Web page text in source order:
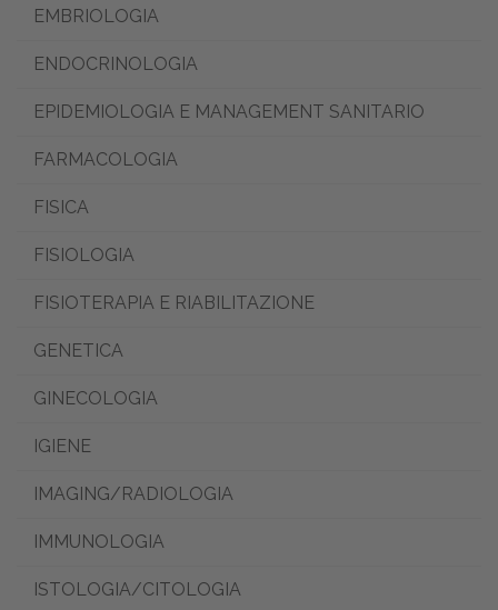
EMBRIOLOGIA
ENDOCRINOLOGIA
EPIDEMIOLOGIA E MANAGEMENT SANITARIO
FARMACOLOGIA
FISICA
FISIOLOGIA
FISIOTERAPIA E RIABILITAZIONE
GENETICA
GINECOLOGIA
IGIENE
IMAGING/RADIOLOGIA
IMMUNOLOGIA
ISTOLOGIA/CITOLOGIA